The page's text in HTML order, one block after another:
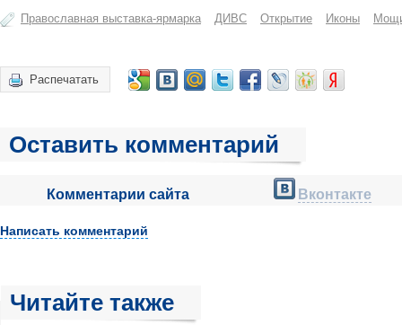
Православная выставка-ярмарка ДИВС Открытие Иконы
Распечатать
Оставить комментарий
Комментарии сайта Вконтакте
Написать комментарий
Читайте также